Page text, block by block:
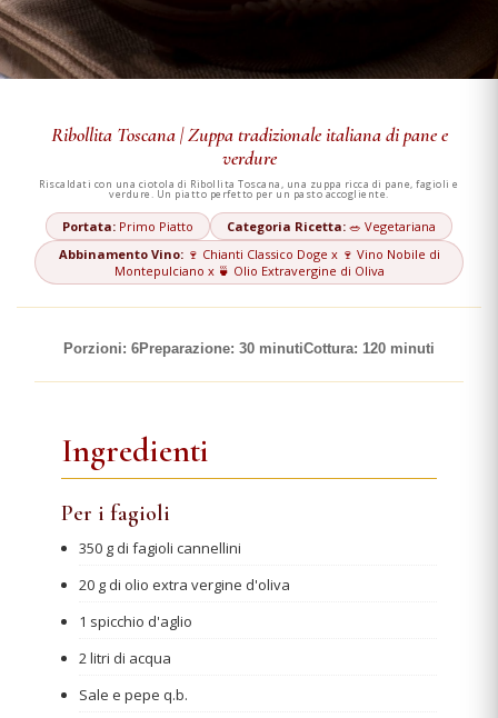
Ribollita Toscana | Zuppa tradizionale italiana di pane e
verdure
Riscaldati con una ciotola di Ribollita Toscana, una zuppa ricca di pane, fagioli e
verdure. Un piatto perfetto per un pasto accogliente.
Portata: Primo Piatto Categoria Ricetta: 🥗 Vegetariana
Abbinamento Vino:🍷 Chianti Classico Doge x 🍷 Vino Nobile di
Montepulciano x 🍵 Olio Extravergine di Oliva
Porzioni: 6Preparazione: 30 minutiCottura: 120 minuti
Ingredienti
Per i fagioli
350 g di fagioli cannellini
20 g di olio extra vergine d'oliva
1 spicchio d'aglio
2 litri di acqua
Sale e pepe q.b.